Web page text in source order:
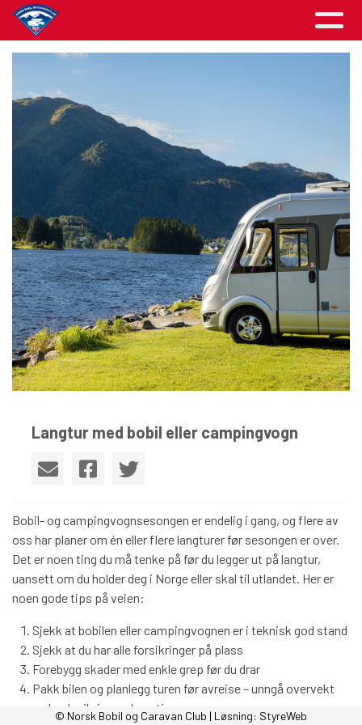
Langtur med bobil eller campingvogn
Bobil- og campingvognsesongen er endelig i gang, og flere av
oss har planer om én eller flere langturer før sesongen er over.
Det er noen ting du må tenke på før du legger ut på langtur,
uansett om du holder deg i Norge eller skal til utlandet. Her er
noen gode tips på veien:
Sjekk at bobilen eller campingvognen er i teknisk god stand
Sjekk at du har alle forsikringer på plass
Forebygg skader med enkle grep før du drar
Pakk bilen og planlegg turen før avreise – unngå overvekt
og husk sikring av løse ting
© Norsk Bobil og Caravan Club | Løsning: StyreWeb